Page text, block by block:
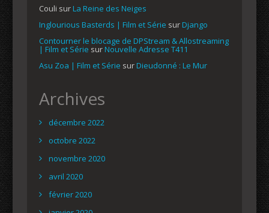
Couli surLa Reine des Neiges
Inglourious Basterds | Film et Série surDjango
Contourner le blocage de DPStream & Allostreaming
| Film et Série surNouvelle Adresse T411
Asu Zoa | Film et Série surDieudonné : Le Mur
Archives
décembre 2022
octobre 2022
novembre 2020
avril 2020
février 2020